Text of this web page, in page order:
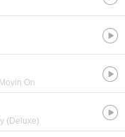
On
(Deluxe)